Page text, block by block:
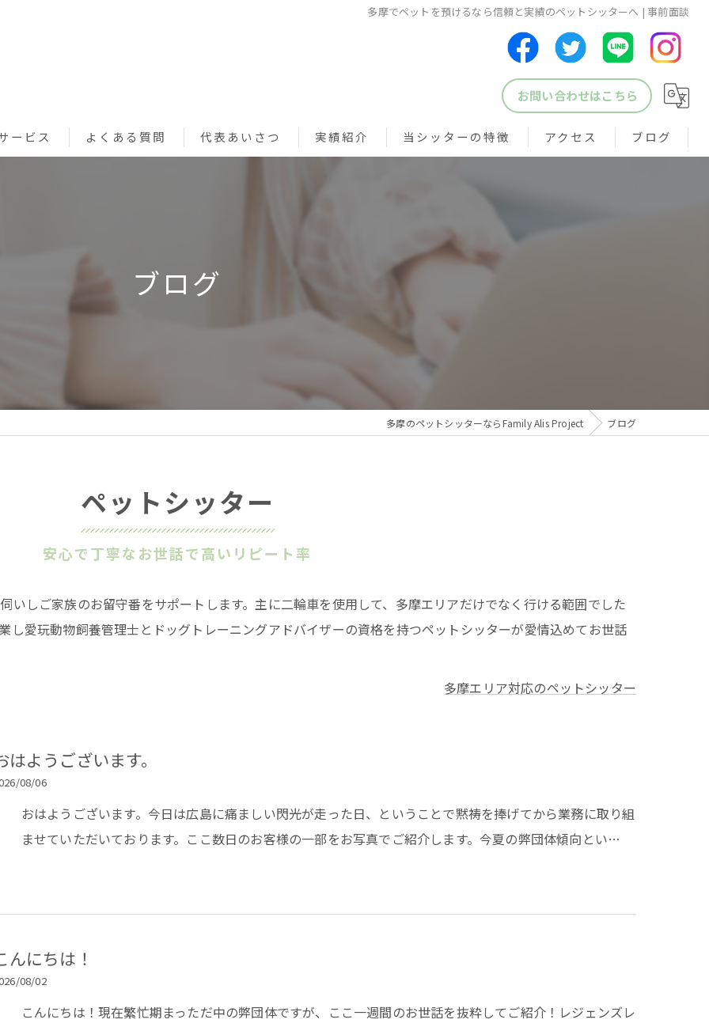
多摩でペットを預けるなら信頼と実績のペットシッターへ | 事前面談
お問い合わせはこちら
ービス よくある質問 代表あいさつ 実績紹介 当シッターの特徴
鳥
アクセス ブログ
ブログ
多摩のペットシッターならFamily Alis Project ブログ
ペットシッター
安心で丁寧なお世話で高いリピート率
いしご家族のお留守番をサポートします。主に二輪車を使用して、多摩エリアだけでなく行ける範囲でした
し愛玩動物飼養管理士とドッグトレーニングアドバイザーの資格を持つペットシッターが愛情込めてお世話
多摩エリア対応のペットシッター
はようございます。
08/06
おはようございます。今日は広島に痛ましい閃光が走った日、ということで黙祷を捧げてから業務に取り組
ませていただいております。ここ数日のお客様の一部をお写真でご紹介します。今夏の弊団体傾向とい…
んにちは！
08/02
こんにちは！現在繁忙期まっただ中の弊団体ですが、ここ一週間のお世話を抜粋してご紹介！レジェンズレ